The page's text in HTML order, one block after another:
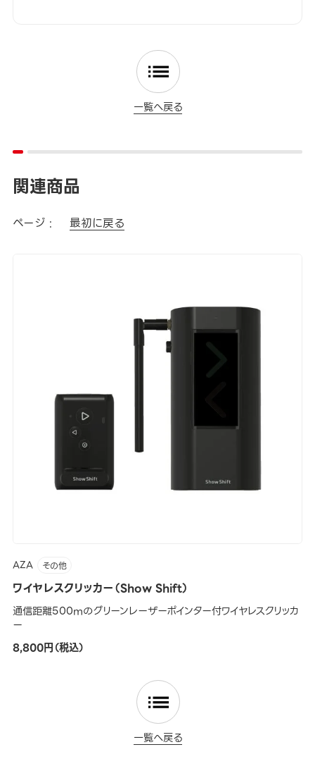
一覧へ戻る
関連商品
ページ : 最初に戻る
AZA その他
ワイヤレスクリッカー（Show Shift）
通信距離500mのグリーンレーザーポインター付ワイヤレスクリッカ
ー
8,800円（税込）
一覧へ戻る